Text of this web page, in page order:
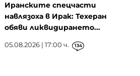
Иранските спецчасти
навлязоха в Ирак: Техеран
обяви ликвидирането...
05.08.2026 | 17:00 ч. 134